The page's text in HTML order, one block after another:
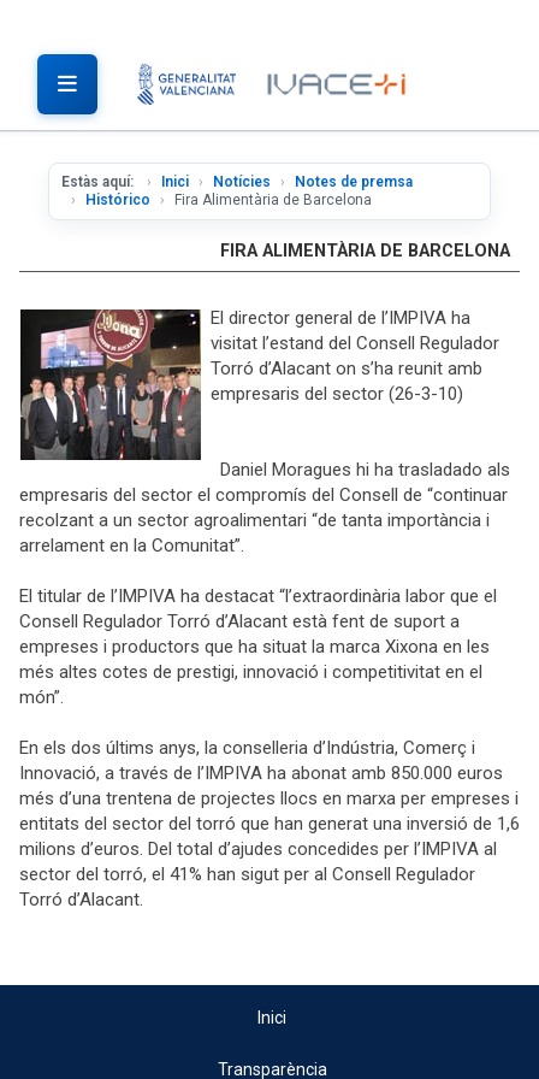
Estàs aquí: Inici Notícies
Notes de premsa
Histórico
Fira Alimentària de Barcelona
FIRA ALIMENTÀRIA DE BARCELONA
El director general de l’IMPIVA ha
visitat l’estand del Consell Regulador
Torró d’Alacant on s’ha reunit amb
empresaris del sector (26-3-10)
Daniel Moragues hi ha trasladado als
empresaris del sector el compromís del Consell de “continuar
recolzant a un sector agroalimentari “de tanta importància i
arrelament en la Comunitat”.
El titular de l’IMPIVA ha destacat “l’extraordinària labor que el
Consell Regulador Torró d’Alacant està fent de suport a
empreses i productors que ha situat la marca Xixona en les
més altes cotes de prestigi, innovació i competitivitat en el
món”.
En els dos últims anys, la conselleria d’Indústria, Comerç i
Innovació, a través de l’IMPIVA ha abonat amb 850.000 euros
més d’una trentena de projectes llocs en marxa per empreses i
entitats del sector del torró que han generat una inversió de 1,6
milions d’euros. Del total d’ajudes concedides per l’IMPIVA al
sector del torró, el 41% han sigut per al Consell Regulador
Torró d’Alacant.
Inici
Transparència